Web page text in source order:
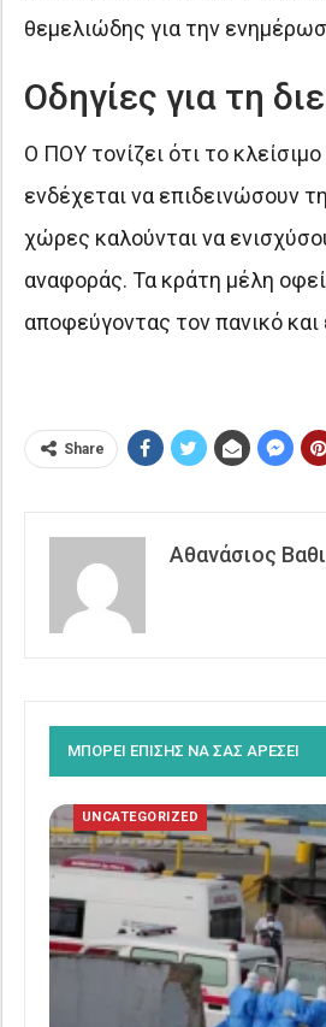
θεμελιώδης για την
Οδηγίες για τη
Ο ΠΟΥ τονίζει ότι το
ενδέχεται να επιδεινώσουν
χώρες καλούνται να
αναφοράς. Τα κράτη μέλη
αποφεύγοντας τον πανικό
Share
Αθανάσιος
ΜΠΟΡΕΙ ΕΠΙΣΗΣ ΝΑ ΣΑΣ ΑΡΕΣΕΙ
UNCATEGORIZED